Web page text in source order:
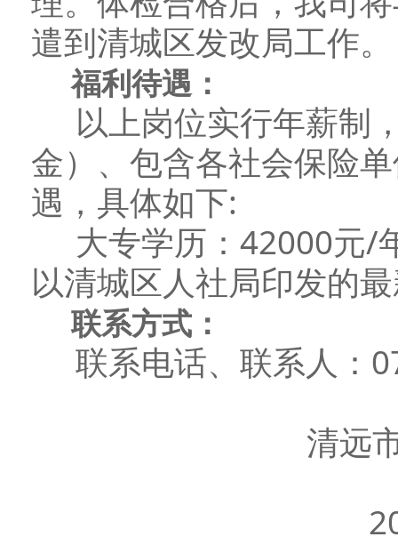
遣到清城区发改局工作。
福利待遇：
以上岗位实行年薪制
金）、包含各社会保险
遇，具体如下:
大专学历：42000元/
以清城区人社局印发的
联系方式：
联系电话、联系人：
清远市宏泰人
2020年12